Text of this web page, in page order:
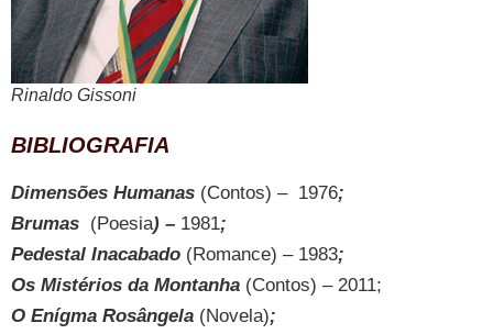
Rinaldo Gissoni
BIBLIOGRAFIA
Dimensões Humanas (Contos) – 1976;
Brumas (Poesia) – 1981;
Pedestal Inacabado (Romance) – 1983;
Os Mistérios da Montanha (Contos) – 2011;
O Enígma Rosângela (Novela);